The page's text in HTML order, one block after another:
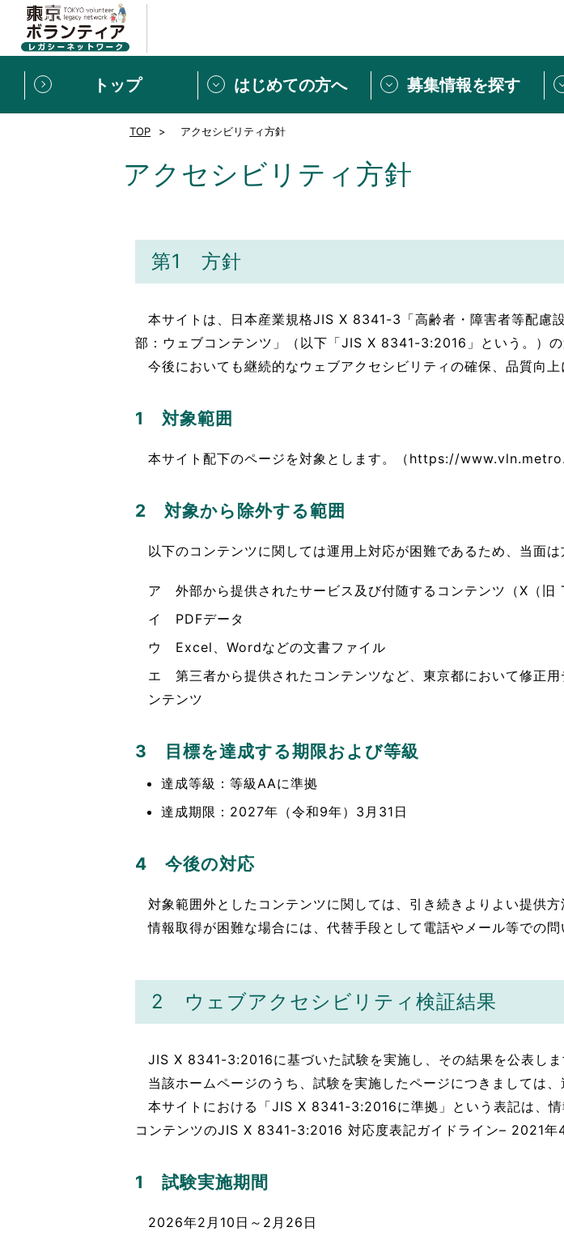
トップ はじめての方へ
新規登録 ボランティアをしたい方は
東京ボランティアレガシーネットワークとは
もっと知りたい！VLNでできること
VLNポイントとは
募集情報を探す
募集情報
[個人] 体験談
ボランティアの広場
新着記事一覧
シティキャスト
おもてなし語学ボランティア
TOP アクセシビリティ方針
アクセシビリティ方針
第1 方針
本サイトは、日本産業規格JIS X 8341-3「高齢者・障害者等配慮
部：ウェブコンテンツ」（以下「JIS X 8341-3:2016」という。）
今後においても継続的なウェブアクセシビリティの確保、品質向上
1 対象範囲
本サイト配下のページを対象とします。（https://
2 対象から除外する範囲
以下のコンテンツに関しては運用上対応が困難であるため、当面は
ア 外部から提供されたサービス及び付随するコンテンツ（X（
イ PDFデータ
ウ Excel、Wordなどの文書ファイル
エ 第三者から提供されたコンテンツなど、東京都において修正
ンテンツ
3 目標を達成する期限および等級
達成等級：等級AAに準拠
達成期限：2027年（令和9年）3月31日
4 今後の対応
対象範囲外としたコンテンツに関しては、引き続きよりよい提供
情報取得が困難な場合には、代替手段として電話やメール等での問
2 ウェブアクセシビリティ検証結果
JIS X 8341-3:2016に基づいた試験を実施し、その結果を公表しま
当該ホームページのうち、試験を実施したページにつきましては
本サイトにおける「JIS X 8341-3:2016に準拠」という表記は、
コンテンツのJIS X 8341-3:2016 対応度表記ガイドライン– 2021年
1 試験実施期間
2026年2月10日～2月26日